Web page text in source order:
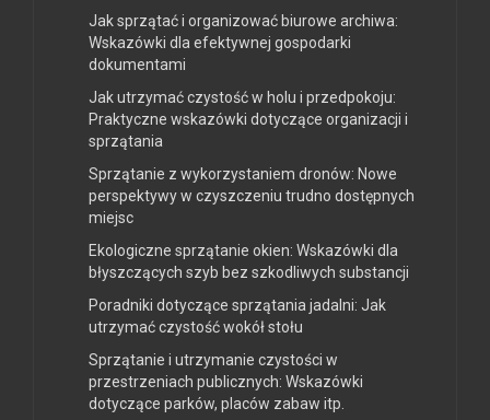
Jak sprzątać i organizować biurowe archiwa:
Wskazówki dla efektywnej gospodarki
dokumentami
Jak utrzymać czystość w holu i przedpokoju:
Praktyczne wskazówki dotyczące organizacji i
sprzątania
Sprzątanie z wykorzystaniem dronów: Nowe
perspektywy w czyszczeniu trudno dostępnych
miejsc
Ekologiczne sprzątanie okien: Wskazówki dla
błyszczących szyb bez szkodliwych substancji
Poradniki dotyczące sprzątania jadalni: Jak
utrzymać czystość wokół stołu
Sprzątanie i utrzymanie czystości w
przestrzeniach publicznych: Wskazówki
dotyczące parków, placów zabaw itp.